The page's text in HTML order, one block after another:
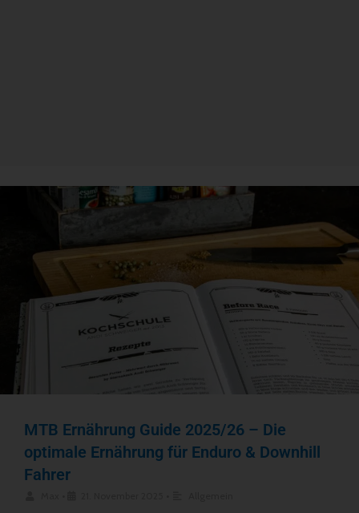
MTB Ernährung Guide 2025/26 – Die
optimale Ernährung für Enduro & Downhill
Fahrer